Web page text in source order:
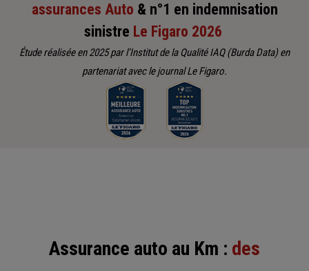
assurances Auto & n°1 en indemnisation
sinistre Le Figaro 2026
Étude réalisée en 2025 par l’Institut de la Qualité IAQ (Burda Data) en
partenariat avec le journal Le Figaro.
Assurance auto au Km : des